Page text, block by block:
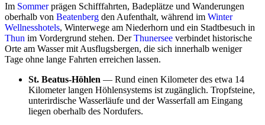
Im Sommerprägen Schifffahrten, Badeplätze und Wanderungen
oberhalb von Beatenberg den Aufenthalt, während im Winter
Wellnesshotels, Winterwege am Niederhorn und ein Stadtbesuch in
Thun im Vordergrund stehen. DerThunersee verbindet historische
Orte am Wasser mit Ausflugsbergen, die sich innerhalb weniger
Tage ohne lange Fahrten erreichen lassen.
St. Beatus-Höhlen — Rund einen Kilometer des etwa 14
Kilometer langen Höhlensystems ist zugänglich. Tropfsteine,
unterirdische Wasserläufe und der Wasserfall am Eingang
liegen oberhalb des Nordufers.